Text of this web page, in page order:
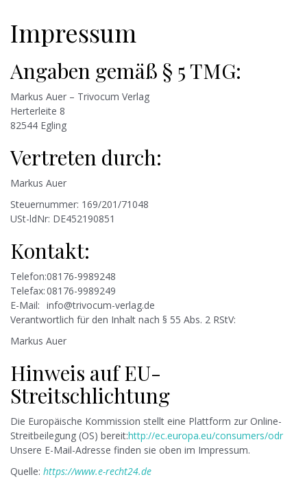
Impressum
Angaben gemäß § 5 TMG:
Markus Auer – Trivocum Verlag
Herterleite 8
82544 Egling
Vertreten durch:
Markus Auer
Steuernummer: 169/201/71048
USt-ldNr: DE452190851
Kontakt:
Telefon:08176-9989248
Telefax:08176-9989249
E-Mail: info@trivocum-verlag.de
Verantwortlich für den Inhalt nach § 55 Abs. 2 RStV:
Markus Auer
Hinweis auf EU-
Streitschlichtung
Die Europäische Kommission stellt eine Plattform zur Online-
Streitbeilegung (OS) bereit:http://ec.europa.eu/consumers/odr
Unsere E-Mail-Adresse finden sie oben im Impressum.
Quelle: https://www.e-recht24.de